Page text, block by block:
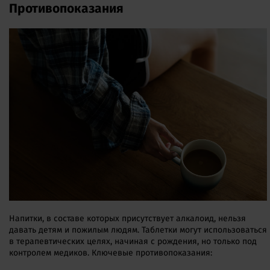
Противопоказания
Напитки, в составе которых присутствует алкалоид, нельзя
давать детям и пожилым людям. Таблетки могут использоваться
в терапевтических целях, начиная с рождения, но только под
контролем медиков. Ключевые противопоказания: